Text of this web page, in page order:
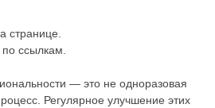
странице.
ссылкам.
— это не одноразовая
Регулярное улучшение этих